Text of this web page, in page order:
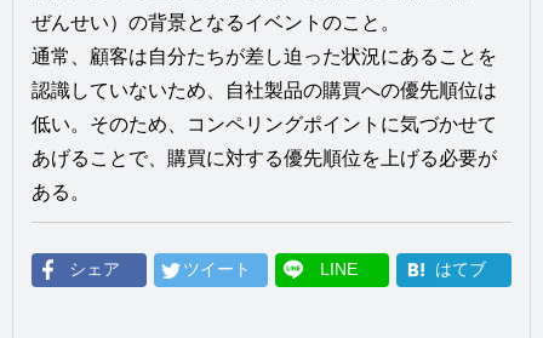
ぜんせい）の背景となるイベントのこと。
通常、顧客は自分たちが差し迫った状況にあることを
認識していないため、自社製品の購買への優先順位は
低い。そのため、コンペリングポイントに気づかせて
あげることで、購買に対する優先順位を上げる必要が
ある。
シェア ツイート LINE はてブ